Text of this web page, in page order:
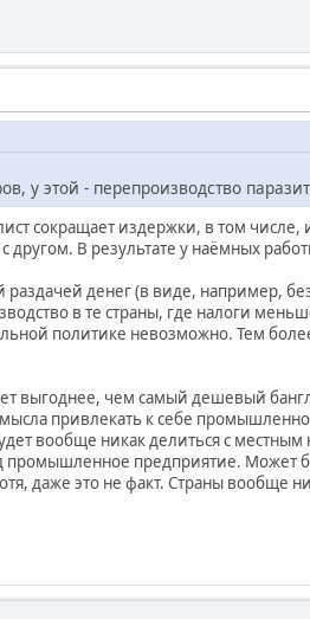
у этой - перепроизводство
сокращает издержки, в том числе,
другом. В результате у наёмных
денег (в виде, например,
в те страны, где налоги
политике невозможно. Тем
выгоднее, чем самый дешевый
привлекать к себе
вообще никак делиться с
промышленное предприятие. Может
даже это не факт. Страны вообще